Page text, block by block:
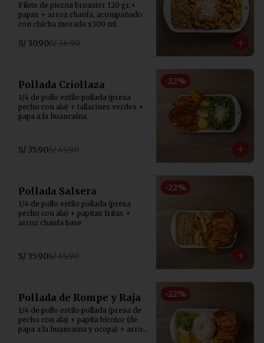
Filete de pierna broaster 120 gr.+
papas + arroz chaufa, acompañado
con chicha morada x300 ml.
S/ 30.90S/ 36.90
-22%
Pollada Criollaza
1/4 de pollo estilo pollada (presa
pecho con ala) + tallarines verdes +
papa a la huancaína
S/ 35.90S/ 45.90
-22%
Pollada Salsera
1/4 de pollo estilo pollada (presa
pecho con ala) + papitas fritas +
arroz chaufa base
S/ 35.90S/ 45.90
-22%
Pollada de Rompe y Raja
1/4 de pollo estilo pollada (presa de
pecho con ala) + papita bicolor (de
papa a la huancaina y ocopa) + arroz